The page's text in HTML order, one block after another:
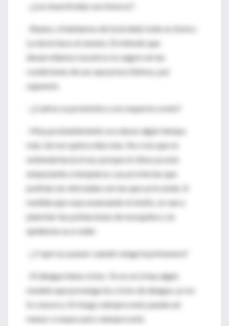
–¿Los insecticidas son tóxicos?
–Bueno, si hablamos de toxicidad, todo es tóxico.
La dosis hace al veneno. El método que
desarrollamos nosotros es seguro en las
condiciones de uso que prescribimos, por
supuesto.
–¿Cuál es su pronóstico con respecto a esto?
–Muy probablemente va a durar algún tiempo
más, tal vez quince días más. No creo que se
extienda hacia el sur, porque el clima ya está
empezando a templarse. Las provincias que
podrían ser afectadas son las que ya lo están. A
medida que vaya avanzando el otoño, se van a
planchar las poblaciones de mosquitos y la
epidemia va a ceder.
–¿Y qué va a pasar cuando venga la primavera?
–El dengue tiene ciclos. Yo no sé si hay algún
modelo que prevenga los ciclos de dengue, yo no
lo conozco. El riesgo siempre está: puede ser
menor o mayor pero siempre está.